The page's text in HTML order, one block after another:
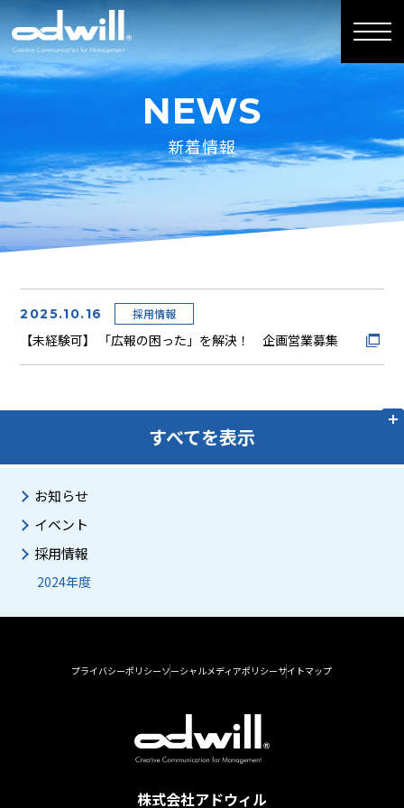
NEWS
新着情報
2025.10.16 採用情報
【未経験可】 「広報の困った」を解決！ 企画営業募集
すべてを表示
お知らせ
イベント
採用情報
2024年度
プライバシーポリシーソーシャルメディアポリシーサイトマップ
株式会社アドウィル